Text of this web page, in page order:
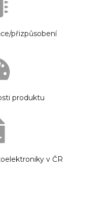
přizpůsobení
produktu
v ČR